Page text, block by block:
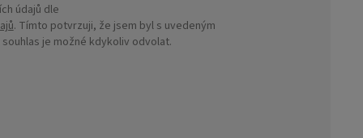
údajů dle
. Tímto potvrzuji, že jsem byl s uvedeným
je možné kdykoliv odvolat.